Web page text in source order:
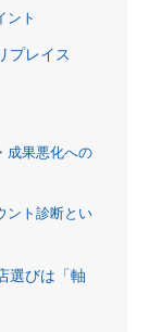
ント
プレイス
成果悪化への
ント診断とい
選びは「軸